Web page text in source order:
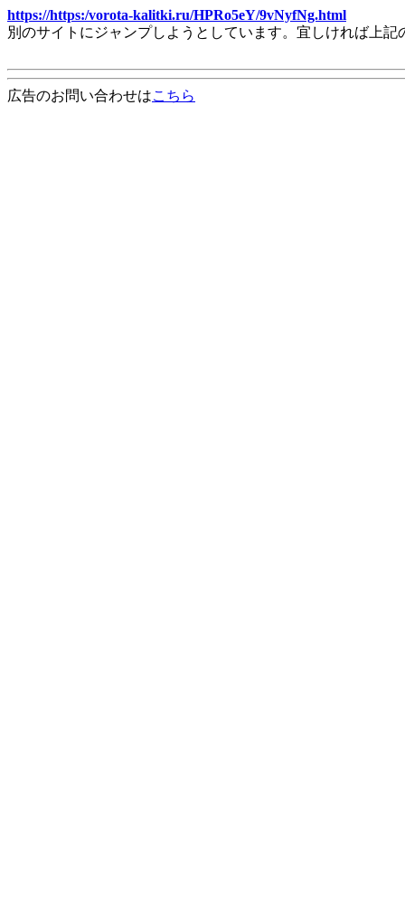
https://https:/vorota-kalitki.ru/HPRo5eY/9vNyfNg.html
別のサイトにジャンプしようとしています。宜しければ上
広告のお問い合わせはこちら